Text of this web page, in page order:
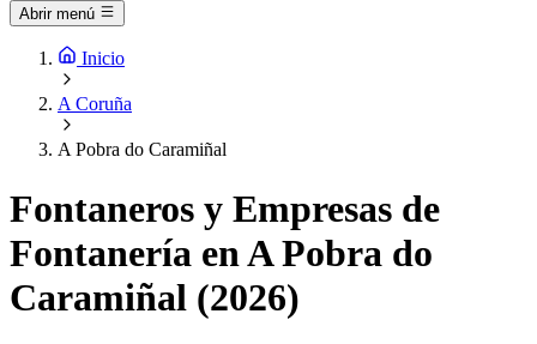
Abrir menú
Inicio
A Coruña
A Pobra do Caramiñal
Fontaneros y Empresas de
Fontanería en A Pobra do
Caramiñal (2026)